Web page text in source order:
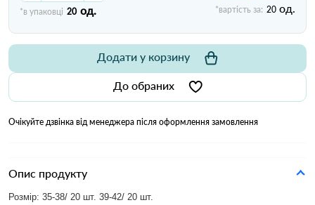
*в упаковці 20 од. *вартість за: 20 од.
До обраних
Додати у корзину
Очікуйте дзвінка від менеджера після оформлення замовлення
Опис продукту
Розмір: 35-38/ 20 шт. 39-42/ 20 шт.